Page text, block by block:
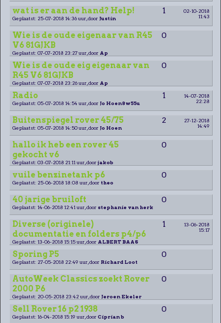
wat is er aan de hand? Help! 1
02-10-2018
11:43
Geplaatst: 25-07-2018 14:36 uur, door Justin
Wie is de oude eigenaar van R45
V6 81GJKB
0
Geplaatst: 07-07-2018 23:27 uur, door Ap
Wie is de oude eig eigenaar van
R45 V6 81GJKB
0
Geplaatst: 07-07-2018 23:26 uur, door Ap
Radio 1
14-07-2018
22:28
Geplaatst: 05-07-2018 14:54 uur, door Jo Hoen8w55u
Buitenspiegel rover 45/75 2
27-12-2018
14:49
Geplaatst: 05-07-2018 14:50 uur, door Jo Hoen
hallo ik heb een rover 45
gekocht v6
0
Geplaatst: 03-07-2018 21:11 uur, door jakob
vuile benzinetank p6 0
Geplaatst: 25-06-2018 18:08 uur, door theo
40 jarige bruiloft 0
Geplaatst: 14-06-2018 12:41 uur, door stephanie van herk
Diverse (originele)
documentatie en folders p4/p6
1
13-06-2018
15:17
Geplaatst: 13-06-2018 15:15 uur, door ALBERT BAAS
Sporing P5 0
Geplaatst: 27-05-2018 22:49 uur, door Richard Loot
AutoWeek Classics zoekt Rover
2000 P6
0
Geplaatst: 20-05-2018 23:42 uur, door Jeroen Ekeler
Sell Rover 16 p2 1938 0
Geplaatst: 16-04-2018 15:19 uur, door Ciprian b